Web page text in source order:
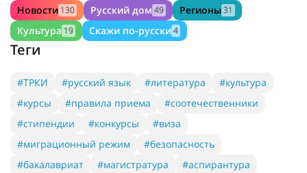
30.03.2023
Рубрики
РКИ 55 Поступление583 Виза и миграция
Обучение98 Наука19 HED_people61
Новости130 Русский дом49 Регионы31